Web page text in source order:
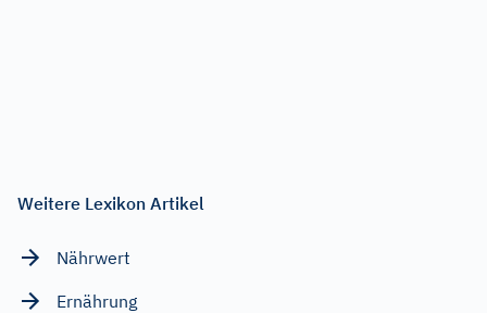
Weitere Lexikon Artikel
Nährwert
Ernährung